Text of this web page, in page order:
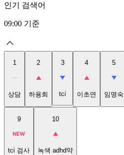
인기 검색어
09:00 기준
1
상담
2
하용희
3
tci
4
이초연
5
임명숙
9
tci 검사
10
녹색 adhd약